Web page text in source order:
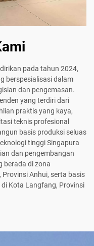
pada tahun 2024,
berspesialisasi dalam
dan pengemasan.
yang terdiri dari
praktis yang kaya,
teknis profesional
basis produksi seluas
tinggi Singapura
dan pengembangan
berada di zona
Anhui, serta basis
Kota Langfang, Provinsi